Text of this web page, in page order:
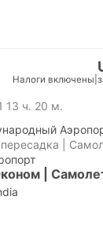
Налоги включены
13 ч. 20 м.
|
|